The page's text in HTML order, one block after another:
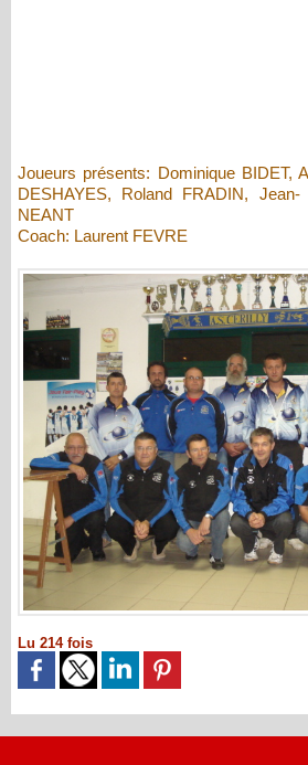
Joueurs présents: Dominique BIDET, Alain PINEL, Dominique
DESHAYES, Roland FRADIN,
NEANT
Coach: Laurent FEVRE
Lu 214 fois